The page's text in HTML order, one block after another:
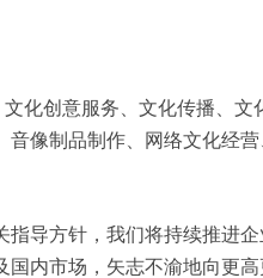
化创意服务、文化传播、
像制品制作、网络文化经营
导方针，我们将持续推进
内市场，矢志不渝地向更